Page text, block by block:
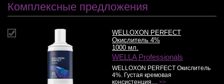
Комплексные предложения
WELLOXON PERFECT
Окислитель 4%
1000 мл.
WELLA Professionals
WELLOXON PERFECT Окислитель
4%. Густая кремовая
консистенция,... >>